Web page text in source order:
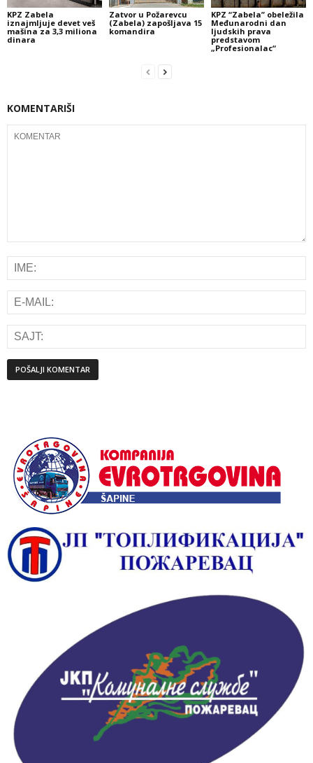
KPZ Zabela
iznajmljuje devet veš
mašina za 3,3 miliona
dinara
Zatvor u Požarevcu
(Zabela) zapošljava 15
komandira
KPZ “Zabela” obeležila
Međunarodni dan
ljudskih prava
predstavom
„Profesionalac“
KOMENTARIŠI